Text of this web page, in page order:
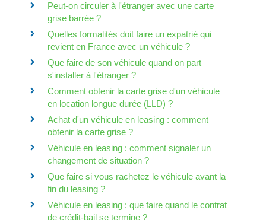
Peut-on circuler à l'étranger avec une carte
grise barrée ?
Quelles formalités doit faire un expatrié qui
revient en France avec un véhicule ?
Que faire de son véhicule quand on part
s'installer à l'étranger ?
Comment obtenir la carte grise d'un véhicule
en location longue durée (LLD) ?
Achat d'un véhicule en leasing : comment
obtenir la carte grise ?
Véhicule en leasing : comment signaler un
changement de situation ?
Que faire si vous rachetez le véhicule avant la
fin du leasing ?
Véhicule en leasing : que faire quand le contrat
de crédit-bail se termine ?